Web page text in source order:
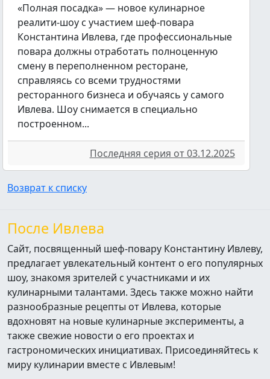
«Полная посадка» — новое кулинарное
реалити-шоу с участием шеф-повара
Константина Ивлева, где профессиональные
повара должны отработать полноценную
смену в переполненном ресторане,
справляясь со всеми трудностями
ресторанного бизнеса и обучаясь у самого
Ивлева. Шоу снимается в специально
построенном...
Последняя серия от 03.12.2025
Возврат к списку
После Ивлева
Сайт, посвященный шеф-повару Константину Ивлеву,
предлагает увлекательный контент о его популярных
шоу, знакомя зрителей с участниками и их
кулинарными талантами. Здесь также можно найти
разнообразные рецепты от Ивлева, которые
вдохновят на новые кулинарные эксперименты, а
также свежие новости о его проектах и
гастрономических инициативах. Присоединяйтесь к
миру кулинарии вместе с Ивлевым!